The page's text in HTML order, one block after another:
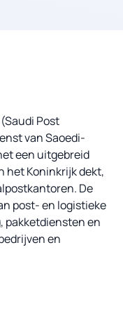
Post
van Saoedi-
een uitgebreid
het Koninkrijk dekt,
De
post- en logistieke
pakketdiensten en
en